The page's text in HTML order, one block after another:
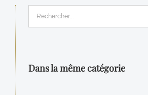
Dans la même catégorie